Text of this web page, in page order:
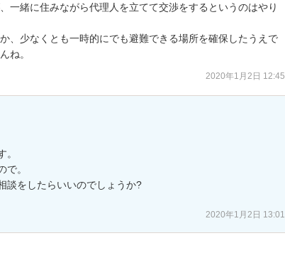
一緒に住みながら代理人を立てて交渉をするというのはやり
、少なくとも一時的にでも避難できる場所を確保したうえで
ね。
2020年1月2日 12:45
で。
談をしたらいいのでしょうか?
2020年1月2日 13:01